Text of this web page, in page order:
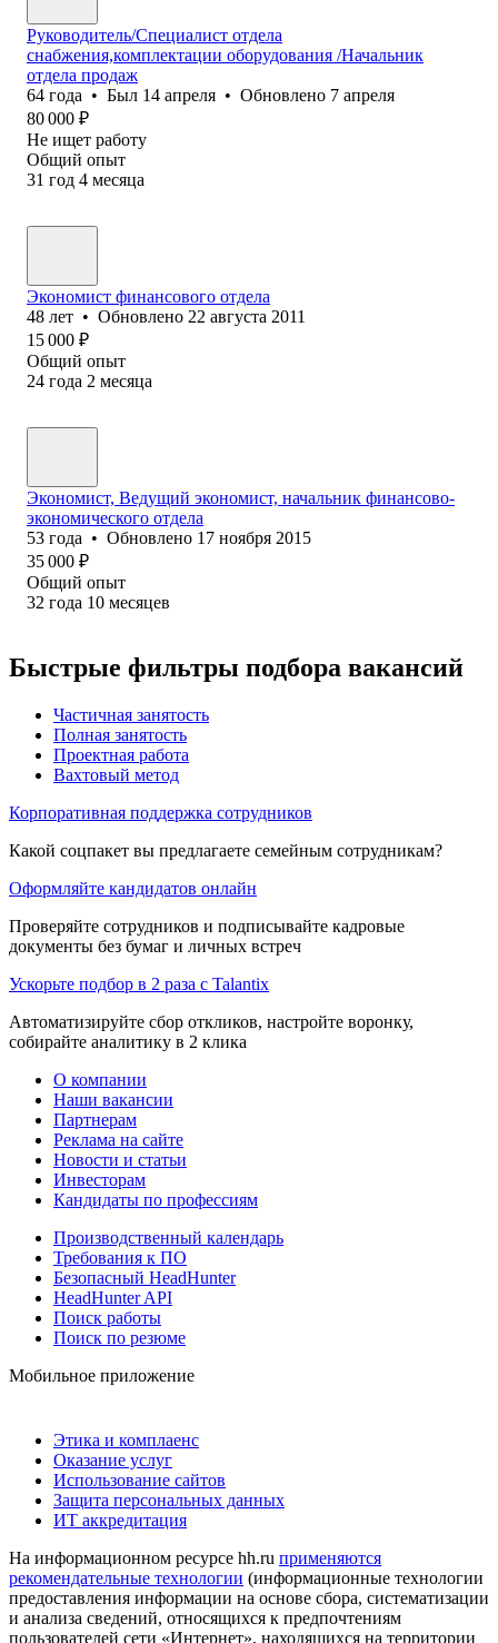
Руководитель/Специалист отдела
снабжения,комплектации оборудования /Начальник
отдела продаж
64 года • Был 14 апреля • Обновлено 7 апреля
80 000 ₽
Не ищет работу
Общий опыт
31 год 4 месяца
Экономист финансового отдела
48 лет • Обновлено 22 августа 2011
15 000 ₽
Общий опыт
24 года 2 месяца
Экономист, Ведущий экономист, начальник финансово-
экономического отдела
53 года • Обновлено 17 ноября 2015
35 000 ₽
Общий опыт
32 года 10 месяцев
Быстрые фильтры подбора вакансий
Частичная занятость
Полная занятость
Проектная работа
Вахтовый метод
Корпоративная поддержка сотрудников
Какой соцпакет вы предлагаете семейным сотрудникам?
Оформляйте кандидатов онлайн
Проверяйте сотрудников и подписывайте кадровые
документы без бумаг и личных встреч
Ускорьте подбор в 2 раза с Talantix
Автоматизируйте сбор откликов, настройте воронку,
собирайте аналитику в 2 клика
О компании
Наши вакансии
Партнерам
Реклама на сайте
Новости и статьи
Инвесторам
Кандидаты по профессиям
Производственный календарь
Требования к ПО
Безопасный HeadHunter
HeadHunter API
Поиск работы
Поиск по резюме
Мобильное приложение
Этика и комплаенс
Оказание услуг
Использование сайтов
Защита персональных данных
ИТ аккредитация
На информационном ресурсе hh.ru применяются
рекомендательные технологии (информационные технологии
предоставления информации на основе сбора, систематизации
и анализа сведений, относящихся к предпочтениям
пользователей сети «Интернет», находящихся на территории